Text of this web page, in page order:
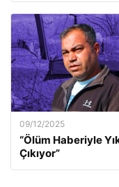
09/12/2025
“Ölüm Haberiyle
Çıkıyor”